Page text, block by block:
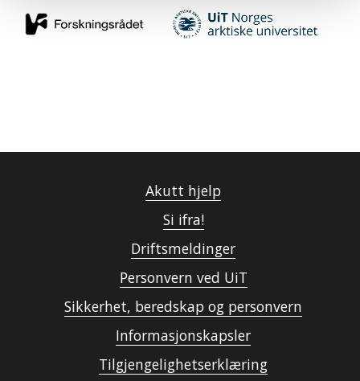
Akutt hjelp
Si ifra!
Driftsmeldinger
Personvern ved UiT
Sikkerhet, beredskap og personvern
Informasjonskapsler
Tilgjengelighetserklæring